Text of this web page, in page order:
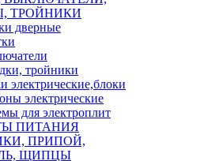
ТРОЙНИКИ
дверные
тройники
электрические,блоки
электрические
для электроплит
ПИТАНИЯ
ПРИПОЙ,
ЩИПЦЫ